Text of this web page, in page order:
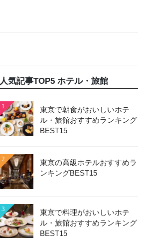
人気記事TOP5 ホテル・旅館
1
東京で朝食がおいしいホテ
ル・旅館おすすめランキング
BEST15
2
東京の高級ホテルおすすめラ
ンキングBEST15
3
東京で料理がおいしいホテ
ル・旅館おすすめランキング
BEST15